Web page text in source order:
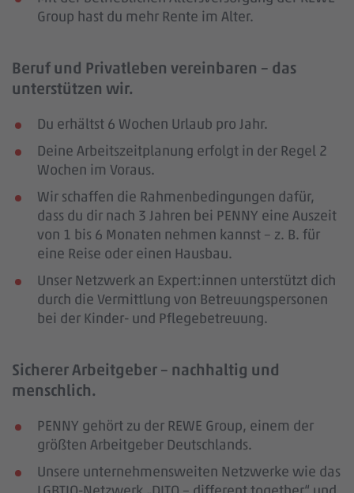
Group hast du mehr Rente im Alter.
Beruf und Privatleben vereinbaren – das
unterstützen wir.
Du erhältst 6 Wochen Urlaub pro Jahr.
Deine Arbeitszeitplanung erfolgt in der Regel 2
Wochen im Voraus.
Wir schaffen die Rahmenbedingungen dafür,
dass du dir nach 3 Jahren bei PENNY eine Auszeit
von 1 bis 6 Monaten nehmen kannst – z. B. für
eine Reise oder einen Hausbau.
Unser Netzwerk an Expert:innen unterstützt dich
durch die Vermittlung von Betreuungspersonen
bei der Kinder- und Pflegebetreuung.
Sicherer Arbeitgeber – nachhaltig und
menschlich.
PENNY gehört zu der REWE Group, einem der
größten Arbeitgeber Deutschlands.
Unsere unternehmensweiten Netzwerke wie das